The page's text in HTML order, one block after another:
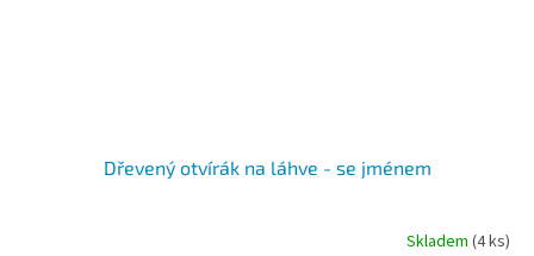
Dřevený otvírák na láhve - se jménem
Skladem(4 ks)